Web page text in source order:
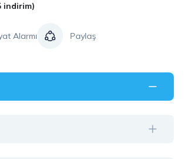
indirim)
Alarmı Paylaş